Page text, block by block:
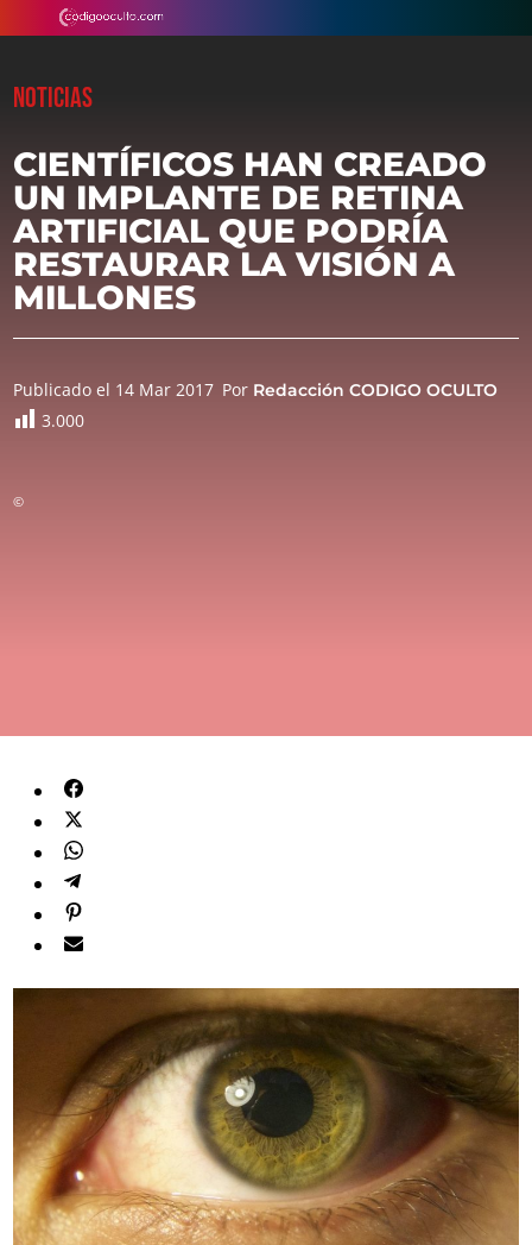
NOTICIAS
CIENTÍFICOS HAN CREADO
UN IMPLANTE DE RETINA
ARTIFICIAL QUE PODRÍA
RESTAURAR LA VISIÓN A
MILLONES
Publicado el 14 Mar 2017 Por Redacción CODIGO OCULTO
3.000
©